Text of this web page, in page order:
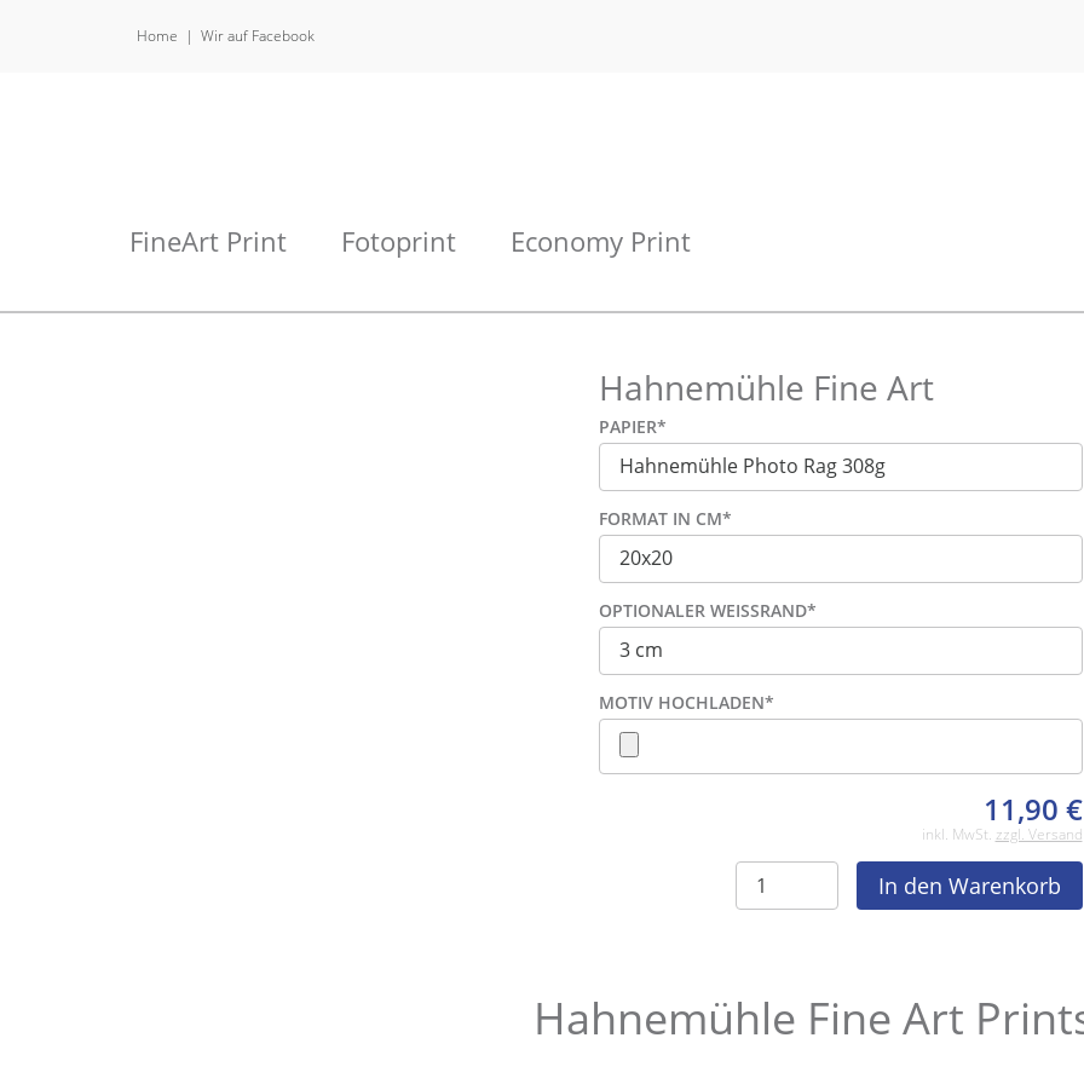
Home Wir auf Facebook
FineArt Print Fotoprint Economy Print
Hahnemühle Fine Art
PAPIER*
FORMAT IN CM*
OPTIONALER WEISSRAND *
MOTIV HOCHLADEN*
11,90 €
inkl. MwSt. zzgl. Versand
Hahnemühle Fine Art